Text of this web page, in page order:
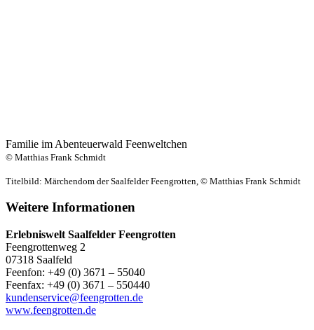
Familie im Abenteuerwald Feenweltchen
© Matthias Frank Schmidt
Titelbild: Märchendom der Saalfelder Feengrotten, © Matthias Frank Schmidt
Weitere Informationen
Erlebniswelt Saalfelder Feengrotten
Feengrottenweg 2
07318 Saalfeld
Feenfon: +49 (0) 3671 – 55040
Feenfax: +49 (0) 3671 – 550440
kundenservice@feengrotten.de
www.feengrotten.de